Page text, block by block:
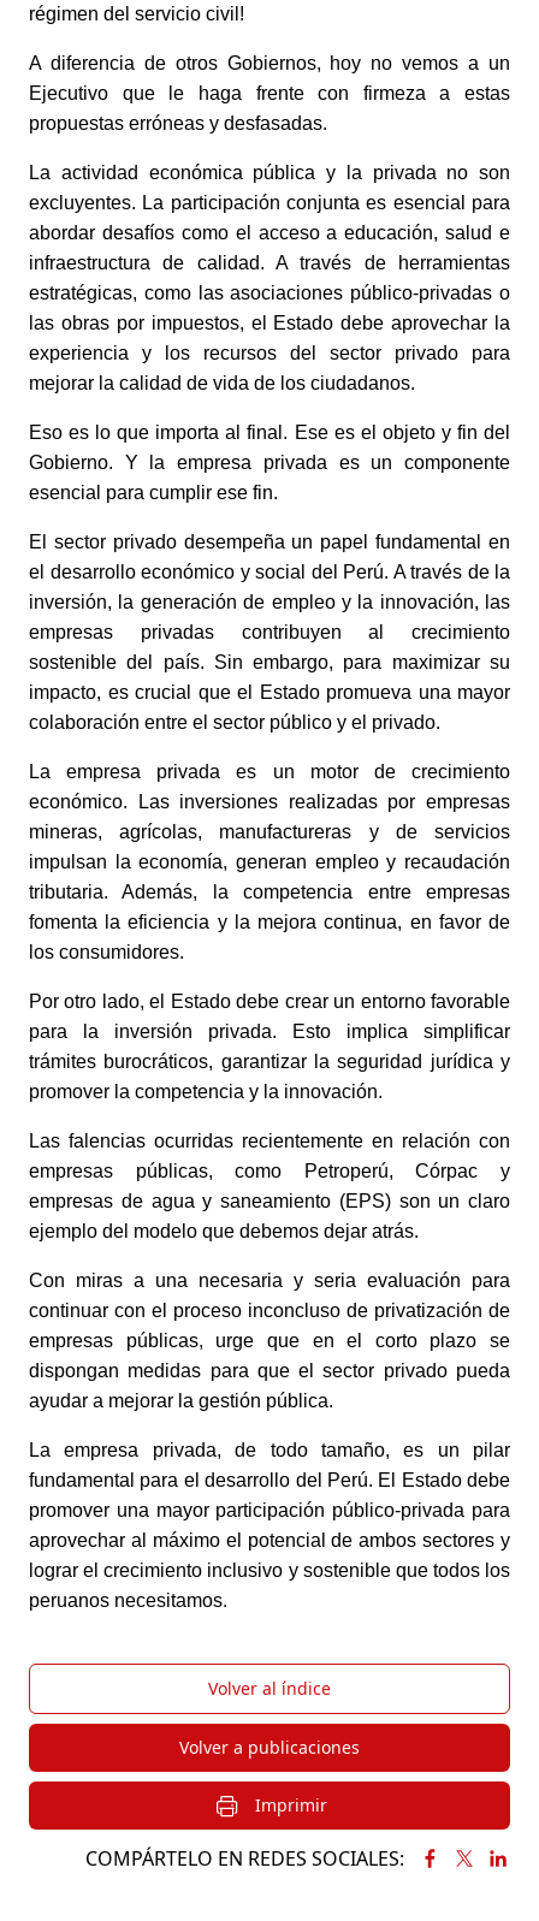
régimen del servicio civil!
A diferencia de otros Gobiernos, hoy no vemos a un
Ejecutivo que le haga frente con firmeza a estas
propuestas erróneas y desfasadas.
La actividad económica pública y la privada no son
excluyentes. La participación conjunta es esencial para
abordar desafíos como el acceso a educación, salud e
infraestructura de calidad. A través de herramientas
estratégicas, como las asociaciones público-privadas o
las obras por impuestos, el Estado debe aprovechar la
experiencia y los recursos del sector privado para
mejorar la calidad de vida de los ciudadanos.
Eso es lo que importa al final. Ese es el objeto y fin del
Gobierno. Y la empresa privada es un componente
esencial para cumplir ese fin.
El sector privado desempeña un papel fundamental en
el desarrollo económico y social del Perú. A través de la
inversión, la generación de empleo y la innovación, las
empresas privadas contribuyen al crecimiento
sostenible del país. Sin embargo, para maximizar su
impacto, es crucial que el Estado promueva una mayor
colaboración entre el sector público y el privado.
La empresa privada es un motor de crecimiento
económico. Las inversiones realizadas por empresas
mineras, agrícolas, manufactureras y de servicios
impulsan la economía, generan empleo y recaudación
tributaria. Además, la competencia entre empresas
fomenta la eficiencia y la mejora continua, en favor de
los consumidores.
Por otro lado, el Estado debe crear un entorno favorable
para la inversión privada. Esto implica simplificar
trámites burocráticos, garantizar la seguridad jurídica y
promover la competencia y la innovación.
Las falencias ocurridas recientemente en relación con
empresas públicas, como Petroperú, Córpac y
empresas de agua y saneamiento (EPS) son un claro
ejemplo del modelo que debemos dejar atrás.
Con miras a una necesaria y seria evaluación para
continuar con el proceso inconcluso de privatización de
empresas públicas, urge que en el corto plazo se
dispongan medidas para que el sector privado pueda
ayudar a mejorar la gestión pública.
La empresa privada, de todo tamaño, es un pilar
fundamental para el desarrollo del Perú. El Estado debe
promover una mayor participación público-privada para
aprovechar al máximo el potencial de ambos sectores y
lograr el crecimiento inclusivo y sostenible que todos los
peruanos necesitamos.
Volver al índice
Volver a publicaciones
Imprimir
COMPÁRTELO EN REDES SOCIALES: